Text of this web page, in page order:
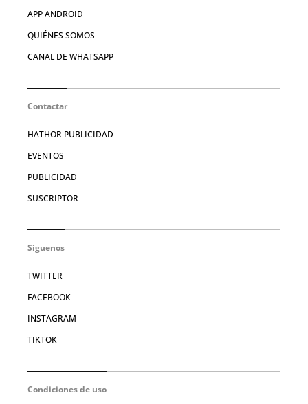
APP ANDROID
QUIÉNES SOMOS
CANAL DE WHATSAPP
Contactar
HATHOR PUBLICIDAD
EVENTOS
PUBLICIDAD
SUSCRIPTOR
Síguenos
TWITTER
FACEBOOK
INSTAGRAM
TIKTOK
Condiciones de uso